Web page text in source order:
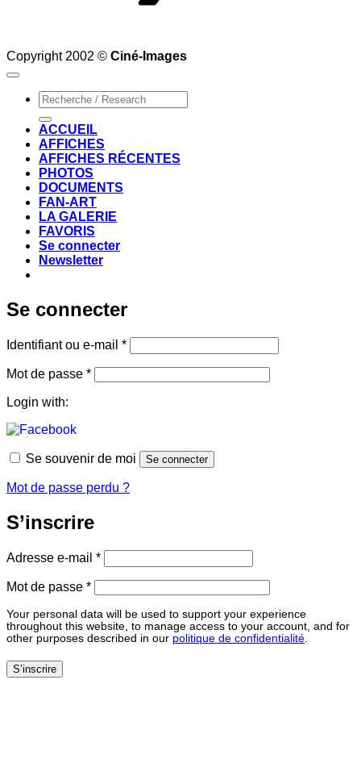
Copyright 2002 © Ciné-Images
Recherche
pour :
ACCUEIL
AFFICHES
AFFICHES RÉCENTES
PHOTOS
DOCUMENTS
FAN-ART
LA GALERIE
FAVORIS
Se connecter
Newsletter
Se connecter
Identifiant ou e-mail *Obligatoire
Mot de passe *Obligatoire
Login with:
Se souvenir de moi Se connecter
Mot de passe perdu ?
S’inscrire
Adresse e-mail *Obligatoire
Mot de passe *Obligatoire
Your personal data will be used to support your experience
throughout this website, to manage access to your account, and for
other purposes described in our politique de confidentialité.
S’inscrire